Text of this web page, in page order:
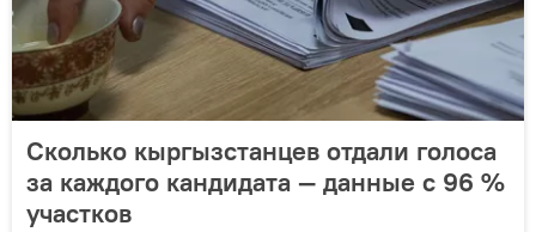
Сколько кыргызстанцев отдали голоса
за каждого кандидата — данные с 96 %
участков